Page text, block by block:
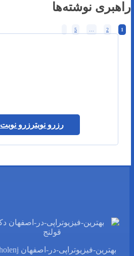
راهبری نوشته‌ها
1
2
5
رزرو نوبترزرو نوبت
بهترین-فیزیوتراپی-در-اصفهان drgholenj